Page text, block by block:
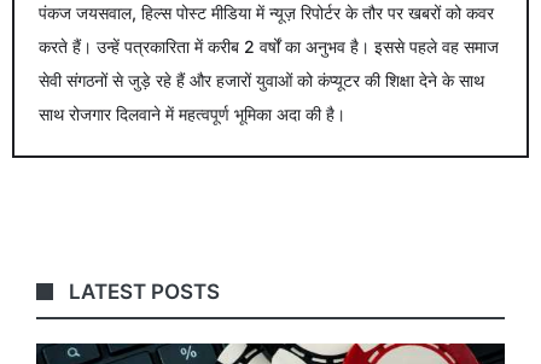
पंकज जयसवाल, हिल्स पोस्ट मीडिया में न्यूज़ रिपोर्टर के तौर पर खबरों को कवर
करते हैं। उन्हें पत्रकारिता में करीब 2 वर्षों का अनुभव है। इससे पहले वह समाज
सेवी संगठनों से जुड़े रहे हैं और हजारों युवाओं को कंप्यूटर की शिक्षा देने के साथ
साथ रोजगार दिलवाने में महत्वपूर्ण भूमिका अदा की है।
LATEST POSTS